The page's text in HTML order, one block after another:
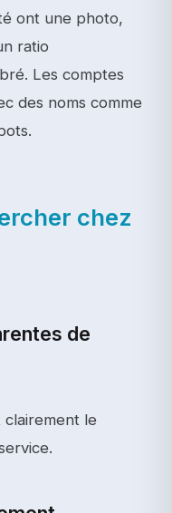
ont une photo,
ratio
Les comptes
des noms comme
chez
de
le